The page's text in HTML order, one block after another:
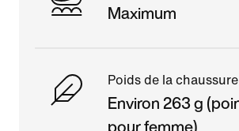
Maximum
Poids de la chaussure
Environ 263 g
pour femme)